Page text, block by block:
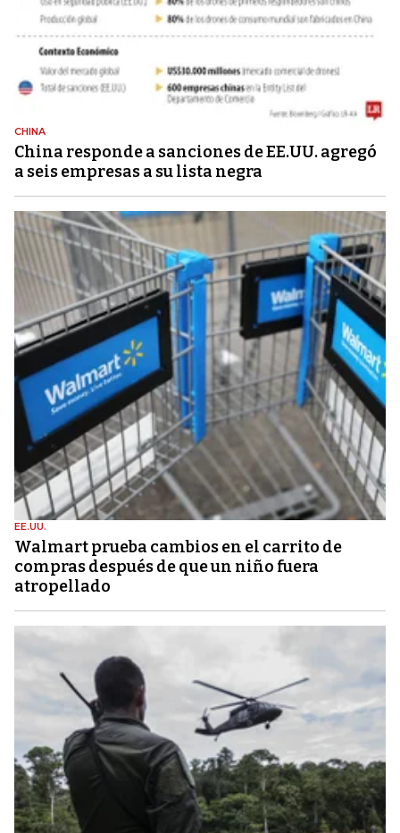
CHINA
China responde a sanciones de EE.UU. agregó
a seis empresas a su lista negra
EE.UU.
Walmart prueba cambios en el carrito de
compras después de que un niño fuera
atropellado